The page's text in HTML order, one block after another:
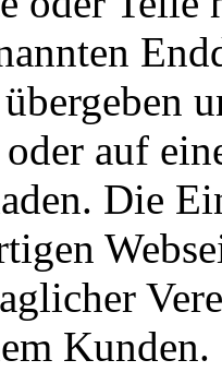
auf
Die
Kunden.